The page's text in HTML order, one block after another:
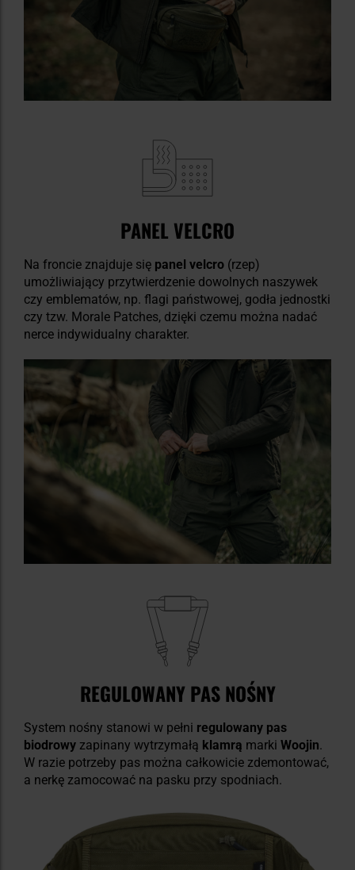
PANEL VELCRO
Na froncie znajduje się panel velcro (rzep)
umożliwiający przytwierdzenie dowolnych naszywek
czy emblematów, np. flagi państwowej, godła jednostki
czy tzw. Morale Patches, dzięki czemu można nadać
nerce indywidualny charakter.
REGULOWANY PAS NOŚNY
System nośny stanowi w pełni regulowany pas
biodrowy zapinany wytrzymałą klamrą marki Woojin.
W razie potrzeby pas można całkowicie zdemontować,
a nerkę zamocować na pasku przy spodniach.